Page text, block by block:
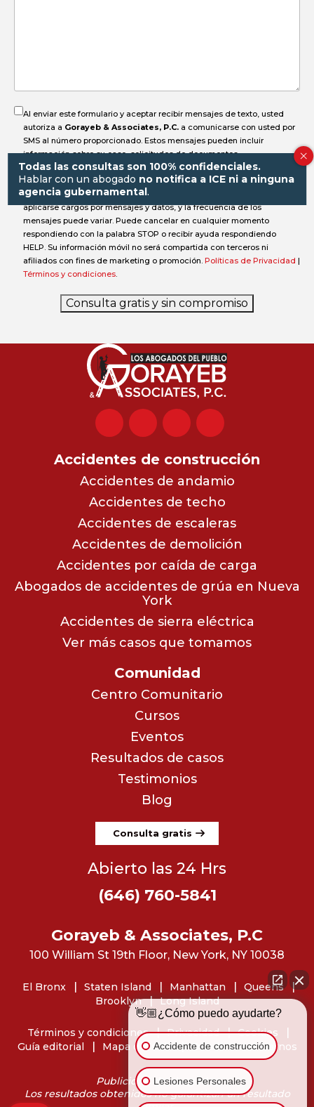
Al enviar este formulario y aceptar recibir mensajes de texto, usted
autoriza a Gorayeb & Associates, P.C. a comunicarse con usted por
SMS al número proporcionado. Estos mensajes pueden incluir
información sobre su caso, solicitudes de documentos,
actualizaciones de estado, recordatorios de fechas importantes o
notificaciones, y pueden enviarse de forma automática. Su
consentimiento no es condición para realizar una compra. Pueden
aplicarse cargos por mensajes y datos, y la frecuencia de los
mensajes puede variar. Puede cancelar en cualquier momento
respondiendo con la palabra STOP o recibir ayuda respondiendo
HELP. Su información móvil no será compartida con terceros ni
afiliados con fines de marketing o promoción. Políticas de Privacidad |
Términos y condiciones.
Consulta gratis y sin compromiso
Accidentes de construcción
Accidentes de andamio
Accidentes de techo
Accidentes de escaleras
Accidentes de demolición
Accidentes por caída de carga
Abogados de accidentes de grúa en Nueva
York
Accidentes de sierra eléctrica
Ver más casos que tomamos
Comunidad
Centro Comunitario
Cursos
Eventos
Resultados de casos
Testimonios
Blog
Consulta gratis
Abierto las 24 Hrs
(646) 760-5841
Gorayeb & Associates, P.C
100 William St 19th Floor, New York, NY 10038
Publicidad de abogados
Los resultados obtenidos no garantizan un resultado
El Bronx Staten Island Manhattan
Queens
Brooklyn
Long Island
Términos y condiciones Privacidad
Cookies
Guía editorial
Mapa del sitio Dónde encontrarnos
Todas las consultas son 100% confidenciales.
Hablar con un abogado no notifica a ICE ni a ninguna
agencia gubernamental.
👋🏼¿Cómo puedo ayudarte?
Accidente de construcción
Lesiones Personales